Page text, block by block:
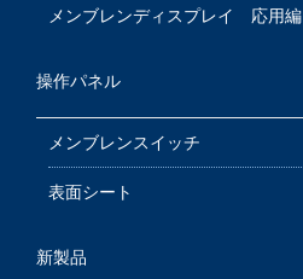
メンブレンディスプレイ 応用編
操作パネル
メンブレンスイッチ
表面シート
新製品